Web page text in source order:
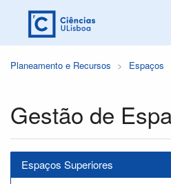
Planeamento e Recursos Espaços
Gestão de
Espaços Superiores